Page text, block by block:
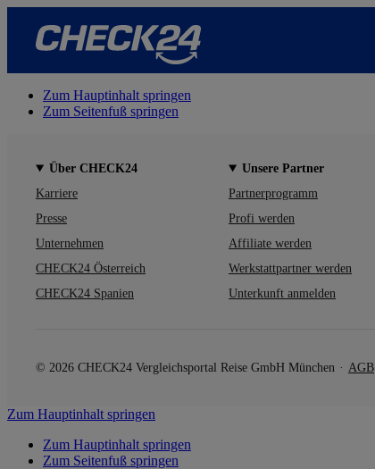
Zum Hauptinhalt springen
Zum Seitenfuß springen
Über CHECK24
Karriere
Presse
Unternehmen
CHECK24 Österreich
CHECK24 Spanien
Unsere Partner
Partnerprogramm
Profi werden
Affiliate werden
Werkstattpartner werden
Unterkunft anmelden
© 2026 CHECK24 Vergleichsportal Reise GmbH München AGB
Zum Hauptinhalt springen
Zum Hauptinhalt springen
Zum Seitenfuß springen